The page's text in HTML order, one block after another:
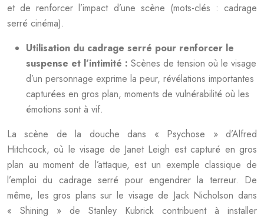
et de renforcer l’impact d’une scène (mots-clés : cadrage
serré cinéma).
Utilisation du cadrage serré pour renforcer le
suspense et l’intimité : Scènes de tension où le visage
d’un personnage exprime la peur, révélations importantes
capturées en gros plan, moments de vulnérabilité où les
émotions sont à vif.
La scène de la douche dans « Psychose » d’Alfred
Hitchcock, où le visage de Janet Leigh est capturé en gros
plan au moment de l’attaque, est un exemple classique de
l’emploi du cadrage serré pour engendrer la terreur. De
même, les gros plans sur le visage de Jack Nicholson dans
« Shining » de Stanley Kubrick contribuent à installer